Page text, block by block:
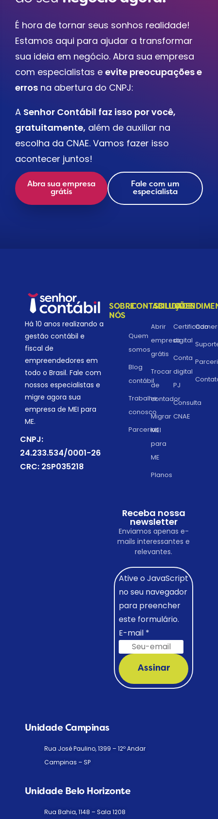
É hora de tornar seus sonhos realidade!
Estamos aqui para ajudar a transformar
sua ideia em negócio. Abra sua empresa
com especialistas eevite preocupações e
erros na abertura do CNPJ:
A Senhor Contábil faz isso por você,
gratuitamente, além de auxiliar na
escolha da CNAE. Vamos fazer isso
acontecer juntos!
Abra sua empresa
grátis
Fale com um
especialista
Há 10 anos realizando a
gestão contábil e
fiscal de
empreendedores em
todo o Brasil. Fale com
nossos especialistas e
migre agora sua
empresa de MEI para
ME.
CNPJ:
24.233.534/0001-26
CRC: 2SP035218
SOBRE
NÓS
Quem
somos
Blog
contábil
Trabalhe
conosco
Parcerias
CONTABILIDADE
Abrir
empresa
grátis
Trocar
de
contador
Migrar
MEI
para
ME
Planos
SOLUÇÕES
Certificado
digital
Conta
digital
PJ
Consulta
CNAE
Receba nossa
newsletter
Enviamos apenas e-
mails interessantes e
relevantes.
Ative o JavaScript
no seu navegador
para preencher
este formulário.
E-mail *
Assinar
Unidade Campinas
Rua José Paulino, 1399 – 12º Andar
Campinas – SP
Unidade Belo Horizonte
Rua Bahia, 1148 – Sala 1208